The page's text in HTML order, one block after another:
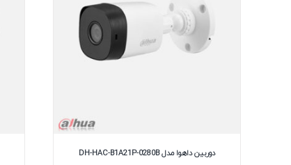
دوربین داهوا مدل DH-HAC-B1A21P-0280B